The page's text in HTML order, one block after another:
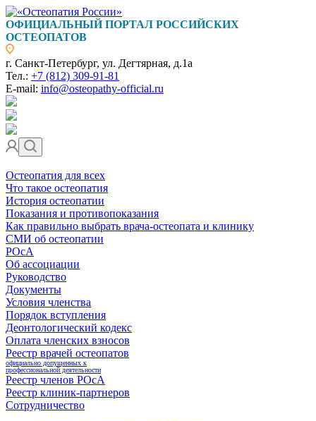
ОФИЦИАЛЬНЫЙ ПОРТАЛ РОССИЙСКИХ
ОСТЕОПАТОВ
г. Санкт-Петербург, ул. Дегтярная, д.1а
Тел.: +7 (812) 309-91-81
E-mail: info@osteopathy-official.ru
Остеопатия для всех
Что такое остеопатия
История остеопатии
Показания и противопоказания
Как правильно выбрать врача-остеопата и клинику
СМИ об остеопатии
РОсА
Об ассоциации
Руководство
Документы
Условия членства
Порядок вступления
Деонтологический кодекс
Оплата членских взносов
Реестр врачей остеопатов
официально допущенных к
профессиональной деятельности
Реестр членов РОсА
Реестр клиник-партнеров
Сотрудничество